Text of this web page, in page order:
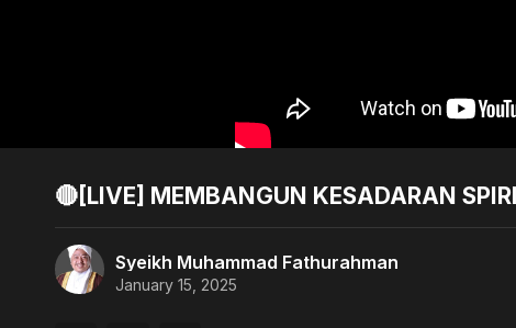
🔴[LIVE] MEMBANGUN KESADARAN
Syeikh Muhammad Fathurahman
January 15, 2025